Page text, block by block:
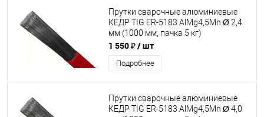
Прутки сварочные алюминиевые
КЕДР TIG ER-5183 AlMg4,5Mn Ø 2,4
мм (1000 мм, пачка 5 кг)
1 550 ₽/ шт
Подробнее
Прутки сварочные алюминиевые
КЕДР TIG ER-5183 AlMg4,5Mn Ø 4,0